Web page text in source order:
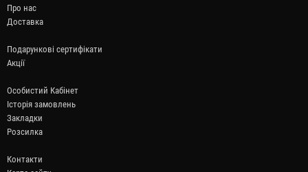
Про нас
Доставка
Подарункові сертифікати
Акції
Особистий Кабінет
Історія замовлень
Закладки
Розсилка
Контакти